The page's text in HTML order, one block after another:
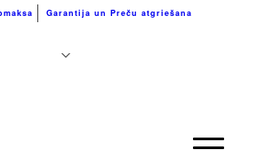
Garantija un Preču atgriešana